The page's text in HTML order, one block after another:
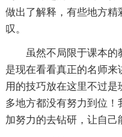
做出了解释，有些地方
叹。
虽然不局限于课本
是现在看看真正的名师
用的技巧放在这里不过
多地方都没有努力到位
加努力的去钻研，让自己